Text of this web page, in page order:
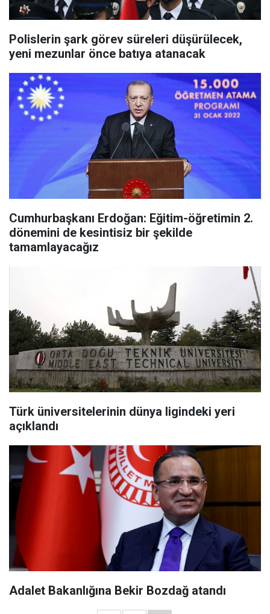
Polislerin şark görev süreleri düşürülecek,
yeni mezunlar önce batıya atanacak
Cumhurbaşkanı Erdoğan: Eğitim-öğretimin 2.
dönemini de kesintisiz bir şekilde
tamamlayacağız
Türk üniversitelerinin dünya ligindeki yeri
açıklandı
Adalet Bakanlığına Bekir Bozdağ atandı